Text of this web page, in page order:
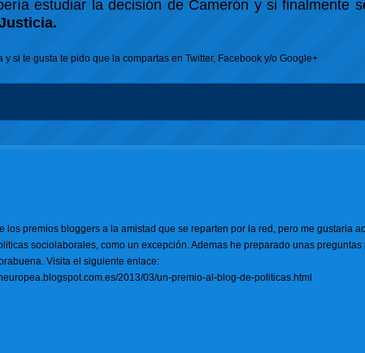
estudiar la decisión de Camerón y si finalmente
y si te gusta te pido que la compartas en Twitter, Facebook y/o Google+
los premios bloggers a la amistad que se reparten por la red, pero me gustaria
sociolaborales, como un excepción. Ademas he preparado unas
Visita el siguiente enlace:
2013/03/un-premio-al-blog-de-politicas.html